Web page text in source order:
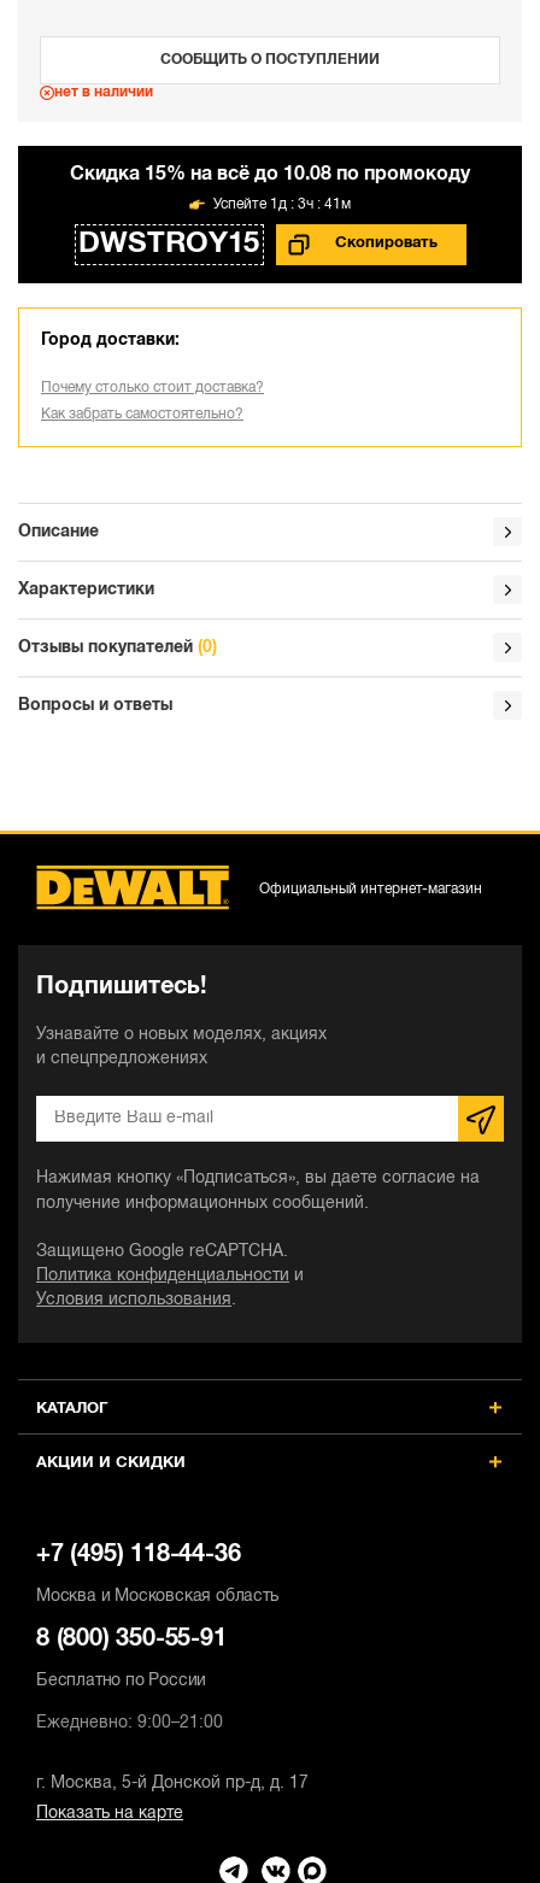
СООБЩИТЬ О ПОСТУПЛЕНИИ
нет в наличии
Cкидка 15% на всё до 10.08 по промокоду
DWSTROY15
1д : 3ч : 41м
Город доставки:
Почему столько стоит доставка?
Как забрать самостоятельно?
Описание
Характеристики
Отзывы покупателей (0)
Вопросы и ответы
КАТАЛОГ
АКЦИИ И СКИДКИ
Подпишитесь!
Узнавайте о новых моделях, акциях
и спецпредложениях
Нажимая кнопку «Подписаться», вы даете согласие на
получение информационных сообщений.
Защищено Google reCAPTCHA.
Политика конфиденциальности
и
Условия использования .
Официальный интернет-магазин
+7 (495) 118-44-36
Москва и Московская область
8 (800) 350-55-91
Бесплатно по России
Ежедневно: 9:00–21:00
г. Москва, 5-й Донской пр-д, д. 17
Показать на карте